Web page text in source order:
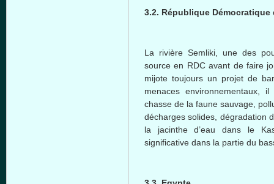
3.2. République Démocratique
La rivière Semliki, une des
source en RDC avant de faire
mijote toujours un projet de
menaces environnementaux,
chasse de la faune sauvage,
décharges solides, dégradation
la jacinthe d’eau dans le
significative dans la partie du